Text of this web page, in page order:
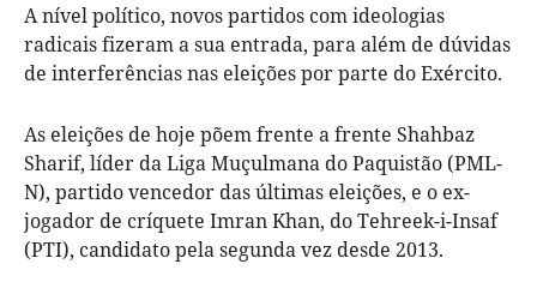
A nível político, novos partidos com ideologias
radicais fizeram a sua entrada, para além de dúvidas
de interferências nas eleições por parte do Exército.
As eleições de hoje põem frente a frente Shahbaz
Sharif, líder da Liga Muçulmana do Paquistão (PML-
N), partido vencedor das últimas eleições, e o ex-
jogador de críquete Imran Khan, do Tehreek-i-Insaf
(PTI), candidato pela segunda vez desde 2013.